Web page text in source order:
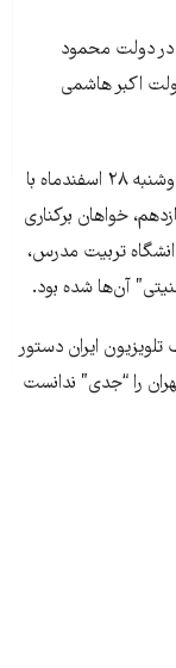
محمود
هاشمی
محمود احمدی‌نژاد، رئيس‌جمهور پيشين ايران روز دوشنبه ۲۸ اسفندماه با
خواهان برکناری
تربيت مدرس،
آن‌ها شده بود.
ايران دستور
“جدی” ندانست